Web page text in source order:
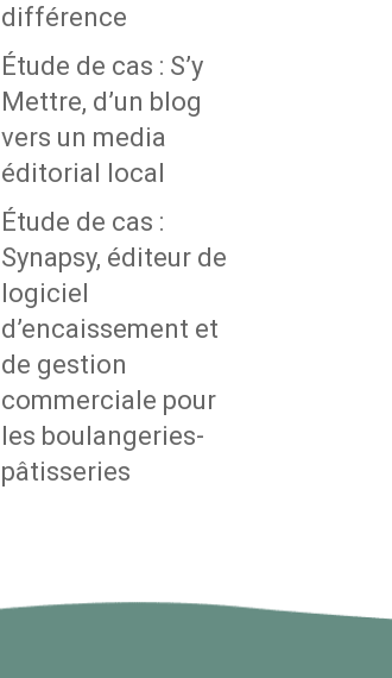
différence
Étude de cas : S’y
Mettre, d’un blog
vers un media
éditorial local
Étude de cas :
Synapsy, éditeur de
logiciel
d’encaissement et
de gestion
commerciale pour
les boulangeries-
pâtisseries